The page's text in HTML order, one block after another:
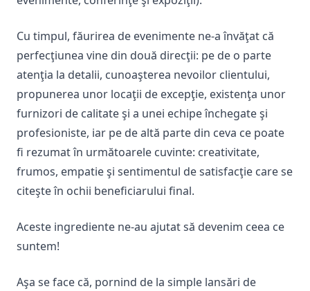
Cu timpul, făurirea de evenimente ne-a învăţat că
perfecţiunea vine din două direcţii: pe de o parte
atenţia la detalii, cunoaşterea nevoilor clientului,
propunerea unor locaţii de excepţie, existenţa unor
furnizori de calitate şi a unei echipe închegate şi
profesioniste, iar pe de altă parte din ceva ce poate
fi rezumat în următoarele cuvinte: creativitate,
frumos, empatie şi sentimentul de satisfacţie care se
citeşte în ochii beneficiarului final.
Aceste ingrediente ne-au ajutat să devenim ceea ce
suntem!
Aşa se face că, pornind de la simple lansări de